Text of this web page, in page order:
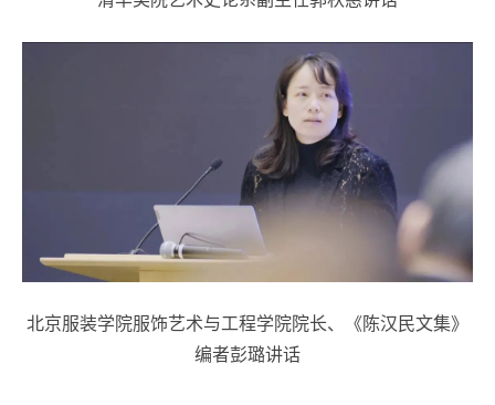
北京服装学院服饰艺术与工程学院院长、《陈汉民文集》
编者彭璐讲话